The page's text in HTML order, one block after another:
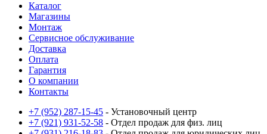
Каталог
Магазины
Монтаж
Сервисное обслуживание
Доставка
Оплата
Гарантия
О компании
Контакты
+7 (952) 287-15-45 - Установочный центр
+7 (921) 931-52-58 - Отдел продаж для физ. лиц